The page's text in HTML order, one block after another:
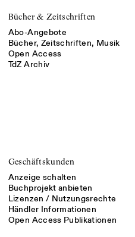
Bücher & Zeitschriften
Abo-Angebote
Bücher, Zeitschriften, Musik
Open Access
TdZ Archiv
Geschäftskunden
Anzeige schalten
Buchprojekt anbieten
Lizenzen / Nutzungsrechte
Händler Informationen
Open Access Publikationen